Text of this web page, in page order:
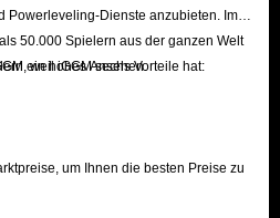
Powerleveling-Dienste anzubieten. Im
50.000 Spielern aus der ganzen Welt
ein hohes Ansehen.
weil iGGM sechs Vorteile hat:
um Ihnen die besten Preise zu